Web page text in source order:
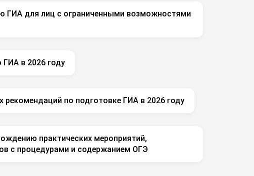
ГИА для лиц с ограниченными возможностями
в 2026 году
по подготовке ГИА в 2026 году
практических мероприятий,
с процедурами и содержанием ОГЭ